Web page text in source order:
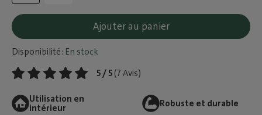
Ajouter au panier
Disponibilité: En stock
5 / 5 (7 Avis)
Utilisation en
intérieur
Robuste et durable